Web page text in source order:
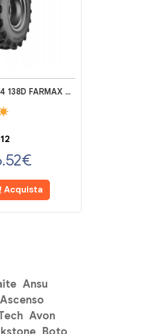
Ceat 480/70 R24 138D FARMAX R70
12
€
Acquista
Ansu
Ascenso
Avon
Boto